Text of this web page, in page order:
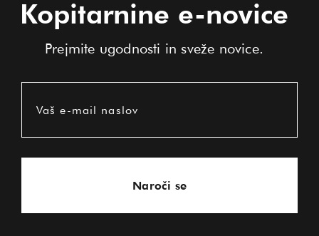
Kopitarnine e-novice
Prejmite ugodnosti in sveže novice.
Vaš e-mail naslov
Naroči se